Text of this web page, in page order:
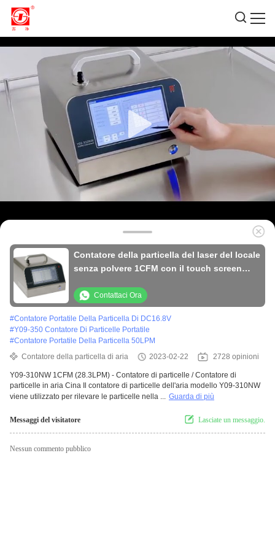
Contatore della particella del laser del locale
senza polvere 1CFM con il touch screen
Contattaci Ora
#Contatore Portatile Della Particella Di DC16.8V
#Y09-350 Contatore Di Particelle Portatile
#Contatore Portatile Della Particella 50LPM
Contatore della particella di aria
2023-02-22 2728 opinioni
Y09-310NW 1CFM (28.3LPM) - Contatore di particelle / Contatore di
particelle in aria Cina Il contatore di particelle dell'aria modello Y09-310NW
viene utilizzato per rilevare le particelle nella ... Guarda di più
Messaggi del visitatore Lasciate un messaggio.
Nessun commento pubblico